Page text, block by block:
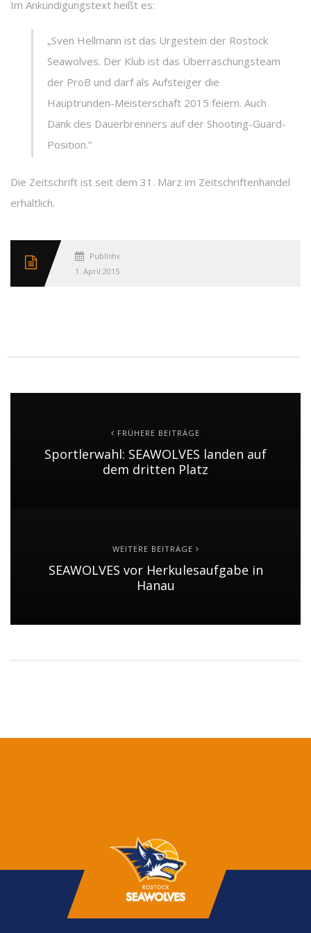
Im Ankündigungstext heißt es:
„Sven Hellmann ist das Urgestein der Rostock
Seawolves. Der Klub ist das Überraschungsteam
der ProB und darf als Aufsteiger die
Hauptrunden-Meisterschaft 2015 feiern. Auch
Dank des Dauerbrenners auf der Shooting-Guard-
Position.“
Die Zeitschrift ist seit dem 31. März im Zeitschriftenhandel
erhältlich.
Published
1. April 2015
FRÜHERE BEITRÄGE
Sportlerwahl: SEAWOLVES landen auf
dem dritten Platz
WEITERE BEITRÄGE
SEAWOLVES vor Herkulesaufgabe in
Hanau